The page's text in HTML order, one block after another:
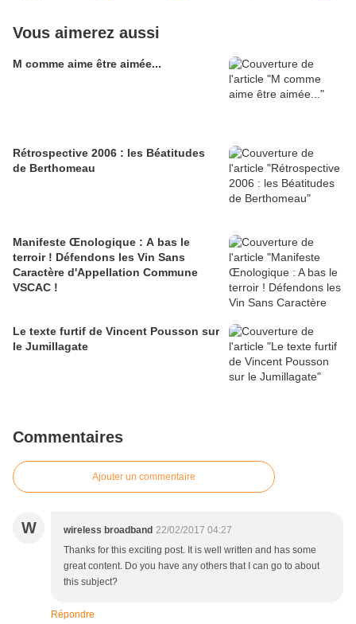
Vous aimerez aussi
M comme aime être aimée...
Rétrospective 2006 : les Béatitudes
de Berthomeau
Manifeste Œnologique : A bas le
terroir ! Défendons les Vin Sans
Caractère d'Appellation Commune
VSCAC !
Le texte furtif de Vincent Pousson sur
le Jumillagate
Commentaires
Ajouter un commentaire
W wireless broadband 22/02/2017 04:27
Thanks for this exciting post. It is well written and has some
great content. Do you have any others that I can go to about
this subject?
Répondre